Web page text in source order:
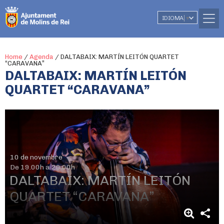
IDIOMA ▼
Home / Agenda / DALTABAIX: MARTÍN LEITÓN QUARTET
“CARAVANA”
DALTABAIX: MARTÍN LEITÓN
QUARTET “CARAVANA”
10 de novembre
De 19.00h a 20.00h
DALTABAIX: MARTÍN LEITÓN
QUARTET “CARAVANA”